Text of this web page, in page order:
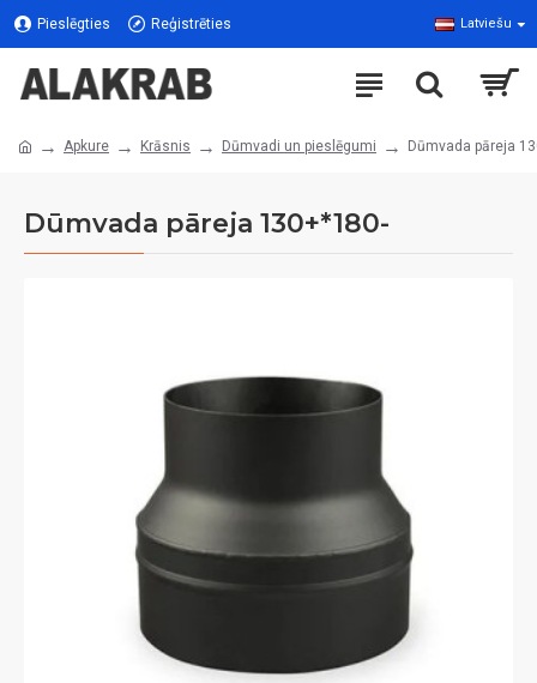
Pieslēgties Reģistrēties Latviešu
Apkure Krāsnis Dūmvadi un pieslēgumi Dūmvada pāreja
Dūmvada pāreja 130+*180-